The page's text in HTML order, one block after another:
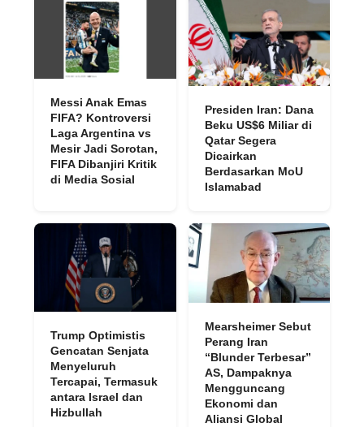
Messi Anak Emas
FIFA? Kontroversi
Laga Argentina vs
Mesir Jadi Sorotan,
FIFA Dibanjiri Kritik
di Media Sosial
Presiden Iran: Dana
Beku US$6 Miliar di
Qatar Segera
Dicairkan
Berdasarkan MoU
Islamabad
Trump Optimistis
Gencatan Senjata
Menyeluruh
Tercapai, Termasuk
antara Israel dan
Hizbullah
Mearsheimer Sebut
Perang Iran
“Blunder Terbesar”
AS, Dampaknya
Mengguncang
Ekonomi dan
Aliansi Global